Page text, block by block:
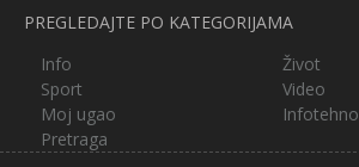
PREGLEDAJTE PO KATEGORIJAMA
Info
Život
Sport
Video
Moj ugao
Infotehno
Pretraga